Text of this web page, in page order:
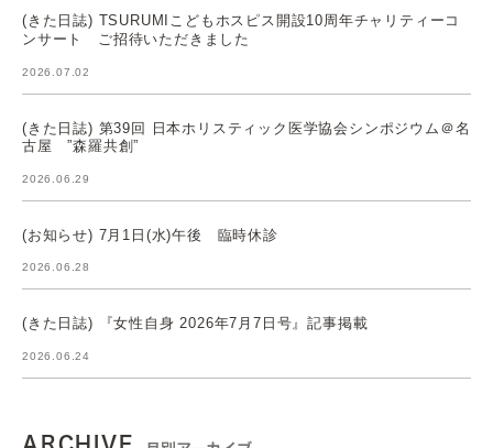
(きた日誌) TSURUMIこどもホスピス開設10周年チャリティーコ
ンサート ご招待いただきました
2026.07.02
(きた日誌) 第39回 日本ホリスティック医学協会シンポジウム＠名
古屋 ”森羅共創”
2026.06.29
(お知らせ) 7月1日(水)午後 臨時休診
2026.06.28
(きた日誌) 『女性自身 2026年7月7日号』記事掲載
2026.06.24
ARCHIVE